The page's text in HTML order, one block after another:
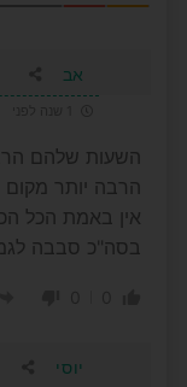
אב
השעות שלהם
הרבה יותר מקום
אין באמת הכל
בסה"כ סבבה
יוסי